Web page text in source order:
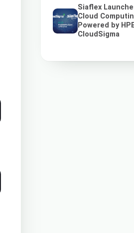
Siaflex
Cloud
Powered by
CloudSigma